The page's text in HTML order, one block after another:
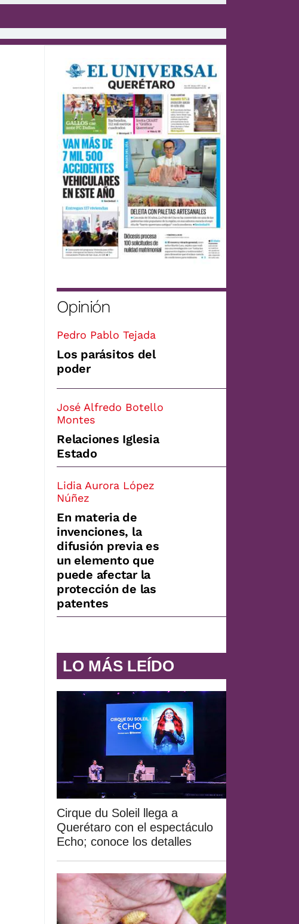
Opinión
Pedro Pablo Tejada
Los parásitos del
poder
José Alfredo Botello
Montes
Relaciones Iglesia
Estado
Lidia Aurora López
Núñez
En materia de
invenciones, la
difusión previa es
un elemento que
puede afectar la
protección de las
patentes
LO MÁS LEÍDO
Cirque du Soleil llega a
Querétaro con el espectáculo
Echo; conoce los detalles